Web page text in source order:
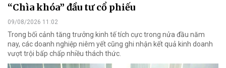
“Chìa khóa” đầu tư cổ phiếu
09/08/2026 11:02
Trong bối cảnh tăng trưởng kinh tế tích cực trong nửa đầu năm
nay, các doanh nghiệp niêm yết cũng ghi nhận kết quả kinh doanh
vượt trội bấp chấp nhiều thách thức.